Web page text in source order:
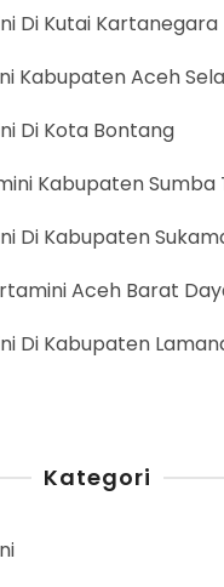
Di Kutai Kartanegara
Kabupaten Aceh
Di Kota Bontang
Kabupaten Sumba
Di Kabupaten
Aceh Barat
Di Kabupaten
Kategori